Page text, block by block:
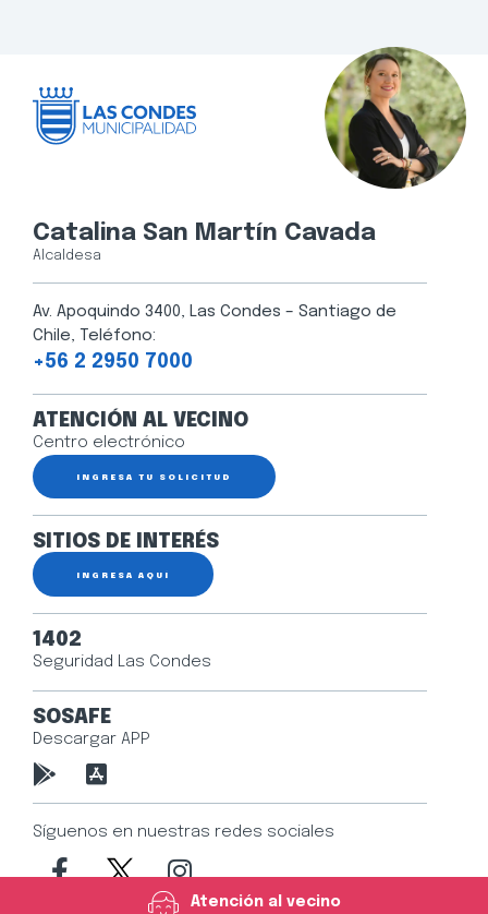
Atención al vecino
Catalina San Martín Cavada
Alcaldesa
Av. Apoquindo 3400, Las Condes – Santiago de
Chile, Teléfono:
+56 2 2950 7000
ATENCIÓN AL VECINO
Centro electrónico
INGRESA TU SOLICITUD
SITIOS DE INTERÉS
INGRESA AQUÍ
1402
Seguridad Las Condes
SOSAFE
Descargar APP
Síguenos en nuestras redes sociales